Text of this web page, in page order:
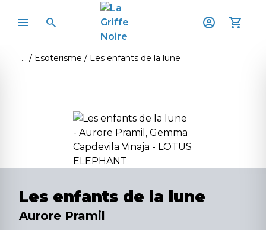
Esoterisme Les enfants de la lune
Les enfants de la lune
Aurore Pramil